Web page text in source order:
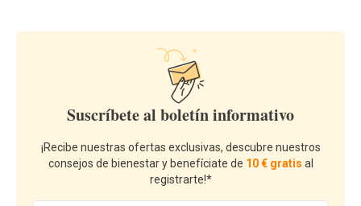
Suscríbete al boletín informativo
¡Recibe nuestras ofertas exclusivas, descubre nuestros
consejos de bienestar y benefíciate de 10 € gratis al
registrarte!*